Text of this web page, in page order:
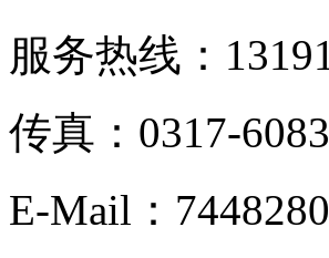
服务热线：
传真：0317-
E-Mail：